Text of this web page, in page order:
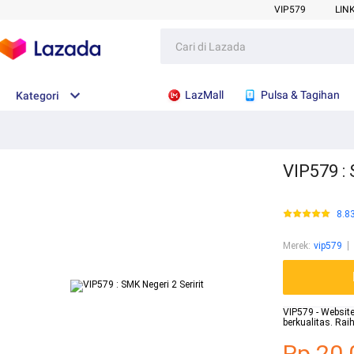
VIP579
Kategori LazMall Pulsa & Tagihan
VIP579 :
Merek: vip579
VIP579 -
berkualitas.